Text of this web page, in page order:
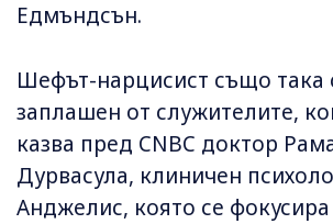
Едмъндсън.
Шефът-нарцисист също така
заплашен от служителите,
казва пред CNBC доктор
Дурвасула, клиничен
Анджелис, която се фокусира